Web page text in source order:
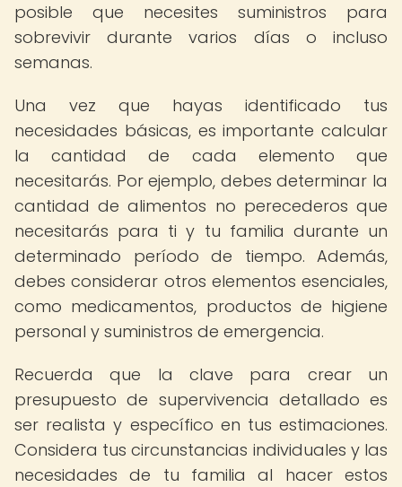
posible que necesites suministros para
sobrevivir durante varios días o incluso
semanas.
Una vez que hayas identificado tus
necesidades básicas, es importante calcular
la cantidad de cada elemento que
necesitarás. Por ejemplo, debes determinar la
cantidad de alimentos no perecederos que
necesitarás para ti y tu familia durante un
determinado período de tiempo. Además,
debes considerar otros elementos esenciales,
como medicamentos, productos de higiene
personal y suministros de emergencia.
Recuerda que la clave para crear un
presupuesto de supervivencia detallado es
ser realista y específico en tus estimaciones.
Considera tus circunstancias individuales y las
necesidades de tu familia al hacer estos